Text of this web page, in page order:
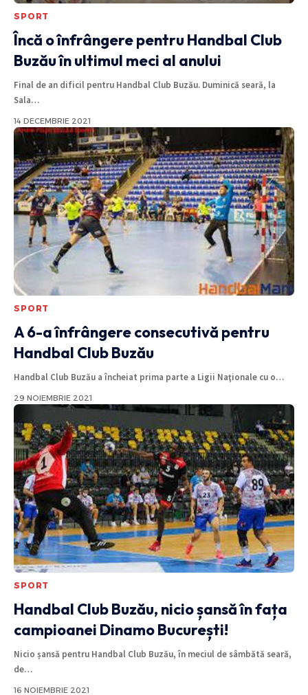
SPORT
Încă o înfrângere pentru Handbal Club
Buzău în ultimul meci al anului
Final de an dificil pentru Handbal Club Buzău. Duminică seară, la
Sala…
14 DECEMBRIE 2021
SPORT
A 6-a înfrângere consecutivă pentru
Handbal Club Buzău
Handbal Club Buzău a încheiat prima parte a Ligii Naţionale cu o…
29 NOIEMBRIE 2021
SPORT
Handbal Club Buzău, nicio șansă în fața
campioanei Dinamo București!
Nicio șansă pentru Handbal Club Buzău, în meciul de sâmbătă seară,
de…
16 NOIEMBRIE 2021